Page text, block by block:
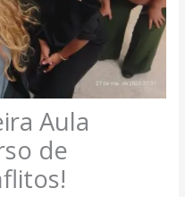
Aula
de